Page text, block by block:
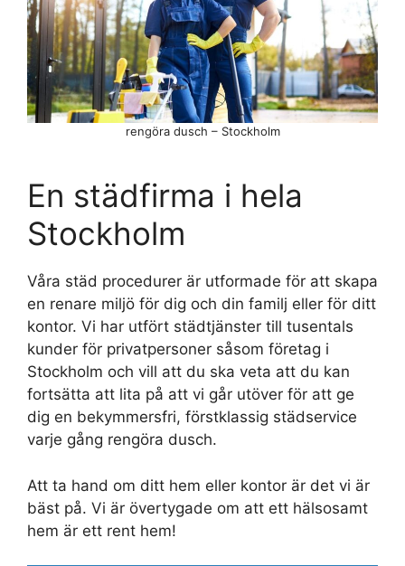
En städfirma i hela
Stockholm
Våra städ procedurer är utformade för att skapa
en renare miljö för dig och din familj eller för ditt
kontor. Vi har utfört städtjänster till tusentals
kunder för privatpersoner såsom företag i
Stockholm och vill att du ska veta att du kan
fortsätta att lita på att vi går utöver för att ge
dig en bekymmersfri, förstklassig städservice
varje gång rengöra dusch.
Att ta hand om ditt hem eller kontor är det vi är
bäst på. Vi är övertygade om att ett hälsosamt
hem är ett rent hem!
rengöra dusch – Stockholm